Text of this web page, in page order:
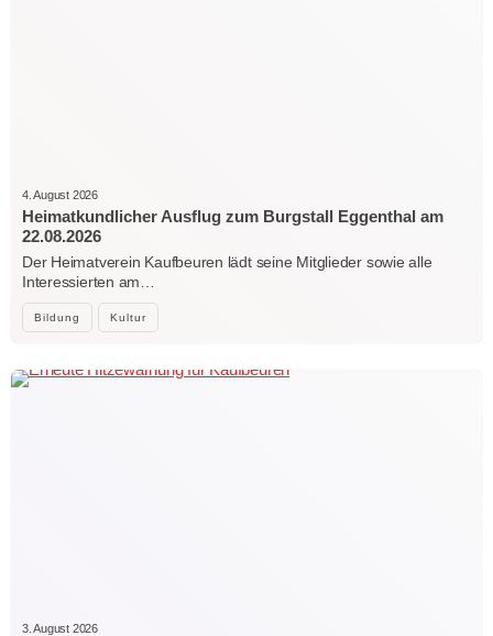
Bildung Kultur
4. August 2026
Heimatkundlicher Ausflug zum Burgstall Eggenthal am
22.08.2026
Der Heimatverein Kaufbeuren lädt seine Mitglieder sowie alle
Interessierten am…
3. August 2026